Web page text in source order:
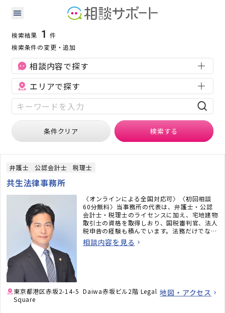
青森県の会社設立に強い専門家の検索結果
会社設立
検索結果 1 件
検索条件の変更・追加
相談内容で探す
エリアで探す
条件クリア 検索する
弁護士 公認会計士 税理士
共生法律事務所
〈オンラインによる全国対応可〉〈初回相談
60分無料〉当事務所の代表は、弁護士・公認
会計士・税理士のライセンスに加え、宅地建物
取引士の資格を取得しおり、国税審判官、法人
税申告の経験も積んでいます。法務だけでな
く、税務のことまで考えた包括的なサポートを
ご提供いたします。不動産・相続でお困りの
相談内容を見る
東京都港区赤坂2-14-5 Daiwa赤坂ビル2階 Legal
Square
地図・アクセス